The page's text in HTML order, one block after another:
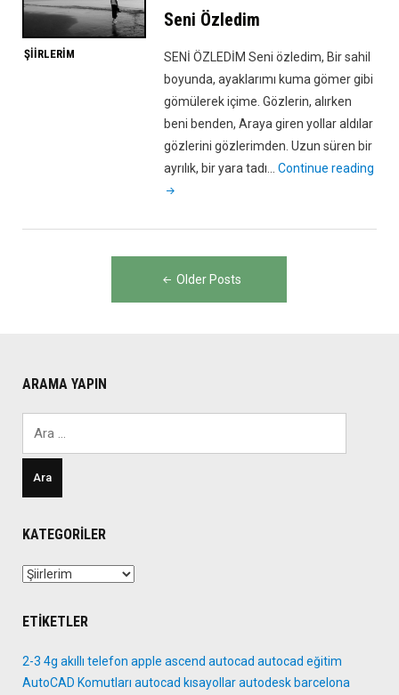
ŞIIRLERIM
Seni Özledim
SENİ ÖZLEDİM Seni özledim, Bir sahil
boyunda, ayaklarımı kuma gömer gibi
gömülerek içime. Gözlerin, alırken
beni benden, Araya giren yollar aldılar
gözlerini gözlerimden. Uzun süren bir
ayrılık, bir yara tadı…Continue reading
gezinmesi
Older Posts
ARAMA YAPIN
KATEGORILER
Kategoriler
ETIKETLER
2-3 4g akıllı telefon apple ascend autocad autocad eğitim
AutoCAD Komutları autocad kısayollarautodesk barcelona